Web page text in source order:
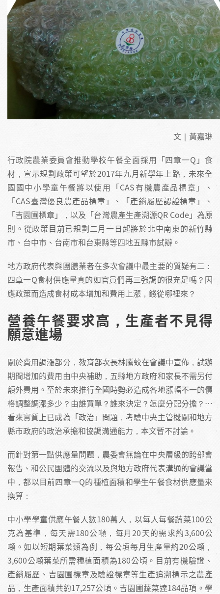
文｜黃嘉琳
行政院農業委員會推動學校午餐全面採用「四章一Q」食
材，宣示規劃政策可望於2017年九月新學年上路，未來全
國國中小學童午餐將以使用「CAS有機農產品標章」、
「CAS臺灣優良農產品標章」、「產銷履歷認證標章」、
「吉園圃標章」，以及「台灣農產生產溯源QR Code」為原
則。從政策目前已規劃二月一日起將於北中南東的新竹縣
市、台中市、台南市和台東縣等四地五縣市試辦。
地方政府代表與團膳業者在多次會議中最主要的質疑有二：
四章一Q食材供應量真的如官員們再三強調的很充足嗎？因
應政策而造成食材成本增加和費用上漲，錢從哪裡來？
營養午餐要求高，生產者不見得
願意進場
關於費用調漲部分，教育部次長林騰蛟在會議中宣佈，試辦
期間增加的費用由中央補助，五縣地方政府和家長不需另付
額外費用。至於未來推行全國時勢必造成各地漲幅不一的價
格調整調漲多少？由誰買單？誰來決定？怎麼分配分擔？…
看來實質上已成為「政治」問題，考驗中央主管機關和地方
縣市政府的政治承擔和協調溝通能力，本文暫不討論。
而針對第一點供應量問題，農委會無論在中央層級的跨部會
報告、和公民團體的交流以及與地方政府代表溝通的會議當
中，都以目前四章一Q的種植面積和學生午餐食材供應量來
換算：
中小學學童供應午餐人數180萬人，以每人每餐蔬菜100公
克為基準，每天需180公噸，每月20天的需求約3,600公
噸。如以短期葉菜類為例，每公頃每月生產量約20公噸，
3,600公噸葉菜所需種植面積為180公頃。目前有機驗證、
產銷履歷、吉園圃標章及驗證標章等生產追溯標示之農產
品，生產面積共約17,257公頃。吉園圃蔬菜達184品項。學